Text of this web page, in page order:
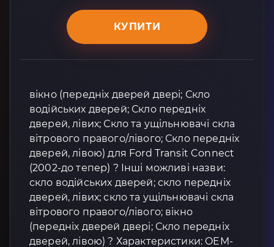
КУПИТИ
вікно (передніх дверей двері; Скло
водійських дверей; Скло передніх
дверей, лівих; Скло та ущільнювачі скла
вітрового правого/лівого; Скло передніх
дверей, лівою) для Ford Transit Connect
(2002-до тепер) ? Інші можливі назви:
скло водійських дверей; скло передніх
дверей, лівих; скло та ущільнювачі скла
вітрового правого/лівого; вікно
(передніх дверей двері; Скло передніх
дверей, лівою) ? Характеристики: OEM-